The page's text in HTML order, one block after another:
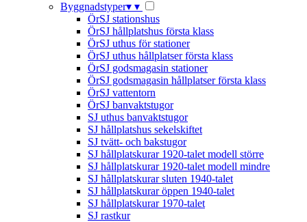
Byggnadstyper▾ ▾
ÖrSJ stationshus
ÖrSJ hållplatshus första klass
ÖrSJ uthus för stationer
ÖrSJ uthus hållplatser första klass
ÖrSJ godsmagasin stationer
ÖrSJ godsmagasin hållplatser första klass
ÖrSJ vattentorn
ÖrSJ banvaktstugor
SJ uthus banvaktstugor
SJ hållplatshus sekelskiftet
SJ tvätt- och bakstugor
SJ hållplatskurar 1920-talet modell större
SJ hållplatskurar 1920-talet modell mindre
SJ hållplatskurar sluten 1940-talet
SJ hållplatskurar öppen 1940-talet
SJ hållplatskurar 1970-talet
SJ rastkur